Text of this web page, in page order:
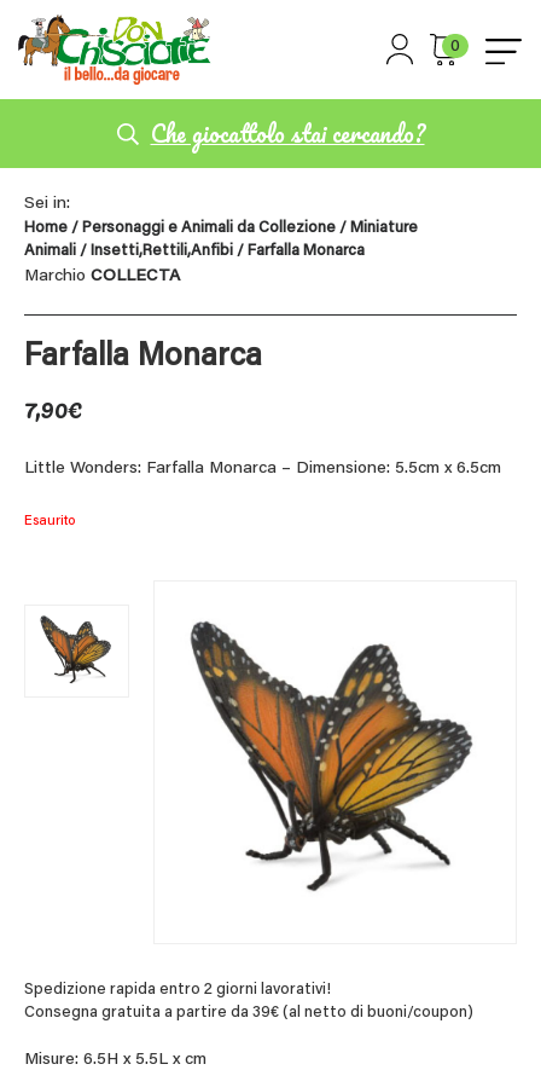
0
Che giocattolo stai cercando?
Sei in:
Home / Personaggi e Animali da Collezione / Miniature
Animali / Insetti,Rettili,Anfibi / Farfalla Monarca
Marchio COLLECTA
Farfalla Monarca
7,90€
Little Wonders: Farfalla Monarca – Dimensione: 5.5cm x 6.5cm
Esaurito
Spedizione rapida entro 2 giorni lavorativi!
Consegna gratuita a partire da 39€ (al netto di buoni/coupon)
Misure: 6.5H x 5.5L x cm